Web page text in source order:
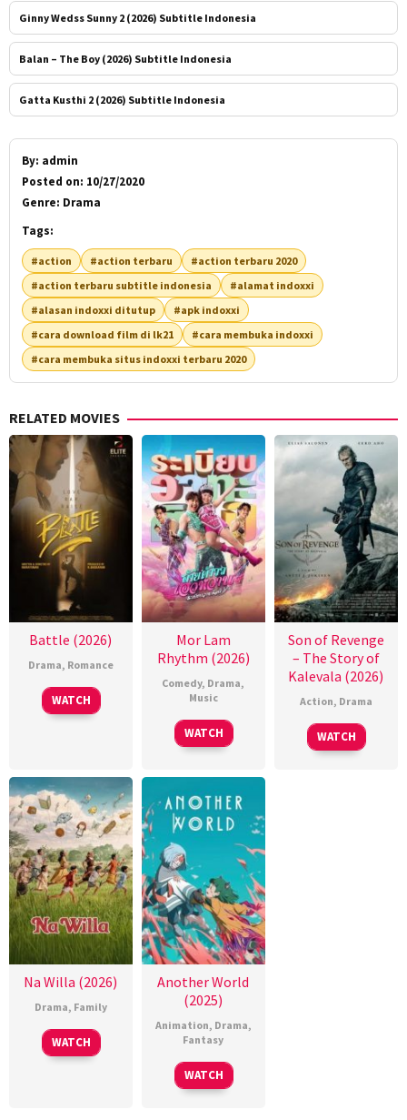
Ginny Wedss Sunny 2 (2026) Subtitle Indonesia
Balan – The Boy (2026) Subtitle Indonesia
Gatta Kusthi 2 (2026) Subtitle Indonesia
By: admin
Posted on: 10/27/2020
Genre: Drama
Tags:
#action #action terbaru
#action terbaru 2020
#action terbaru subtitle indonesia
#alamat indoxxi
#alasan indoxxi ditutup
#apk indoxxi
#cara download film di lk21
#cara membuka indoxxi
#cara membuka situs indoxxi terbaru 2020
RELATED MOVIES
Battle (2026)
Drama, Romance
WATCH
Mor Lam
Rhythm (2026)
Comedy, Drama,
Music
WATCH
Son of Revenge
– The Story of
Kalevala (2026)
Action, Drama
WATCH
Na Willa (2026)
Drama, Family
WATCH
Another World
(2025)
Animation, Drama,
Fantasy
WATCH